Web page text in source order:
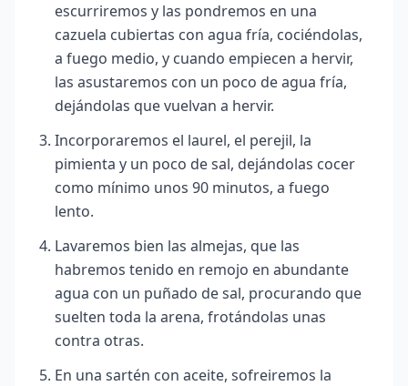
escurriremos y las pondremos en una
cazuela cubiertas con agua fría, cociéndolas,
a fuego medio, y cuando empiecen a hervir,
las asustaremos con un poco de agua fría,
dejándolas que vuelvan a hervir.
Incorporaremos el laurel, el perejil, la
pimienta y un poco de sal, dejándolas cocer
como mínimo unos 90 minutos, a fuego
lento.
Lavaremos bien las almejas, que las
habremos tenido en remojo en abundante
agua con un puñado de sal, procurando que
suelten toda la arena, frotándolas unas
contra otras.
En una sartén con aceite, sofreiremos la